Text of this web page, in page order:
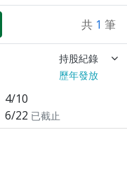
共 1 筆
持股紀錄
歷年發放
4/10
6/22 已截止